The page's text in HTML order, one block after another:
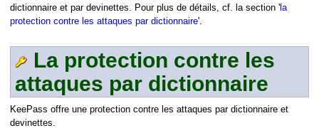
dictionnaire et par devinettes. Pour plus de détails, cf. la section ' la
protection contre les attaques par dictionnaire'.
La protection contre les
attaques par dictionnaire
KeePass offre une protection contre les attaques par dictionnaire et
devinettes.